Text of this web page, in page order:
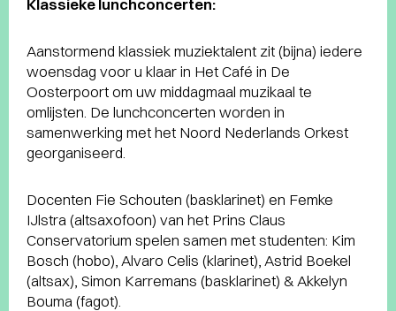
Klassieke lunchconcerten:
Aanstormend klassiek muziektalent zit (bijna) iedere
woensdag voor u klaar in Het Café in De
Oosterpoort om uw middagmaal muzikaal te
omlijsten. De lunchconcerten worden in
samenwerking met het Noord Nederlands Orkest
georganiseerd.
Docenten Fie Schouten (basklarinet) en Femke
IJlstra (altsaxofoon) van het Prins Claus
Conservatorium spelen samen met studenten: Kim
Bosch (hobo), Alvaro Celis (klarinet), Astrid Boekel
(altsax), Simon Karremans (basklarinet) & Akkelyn
Bouma (fagot).